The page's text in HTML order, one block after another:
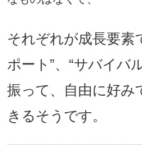
それぞれが成長要素
ポート”、“サバイバ
振って、自由に好み
きるそうです。